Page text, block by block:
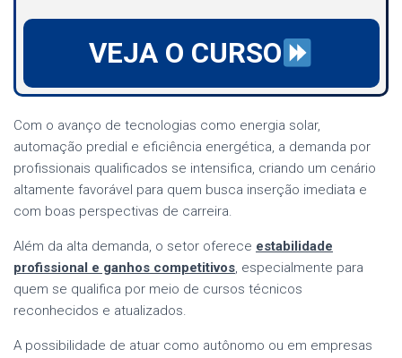
VEJA O CURSO
Com o avanço de tecnologias como energia solar,
automação predial e eficiência energética, a demanda por
profissionais qualificados se intensifica, criando um cenário
altamente favorável para quem busca inserção imediata e
com boas perspectivas de carreira.
Além da alta demanda, o setor oferece estabilidade
profissional e ganhos competitivos, especialmente para
quem se qualifica por meio de cursos técnicos
reconhecidos e atualizados.
A possibilidade de atuar como autônomo ou em empresas